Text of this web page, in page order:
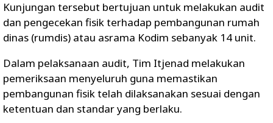
Kunjungan tersebut bertujuan untuk melakukan audit
dan pengecekan fisik terhadap pembangunan rumah
dinas (rumdis) atau asrama Kodim sebanyak 14 unit.
Dalam pelaksanaan audit, Tim Itjenad melakukan
pemeriksaan menyeluruh guna memastikan
pembangunan fisik telah dilaksanakan sesuai dengan
ketentuan dan standar yang berlaku.